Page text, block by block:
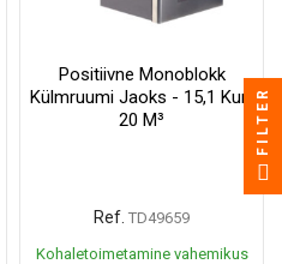
Positiivne Monoblokk
Külmruumi Jaoks - 15,1 Kuni
20 M³
Ref. TD49659
Kohaletoimetamine vahemikus
FILTER